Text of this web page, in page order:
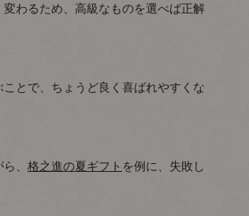
わるため、高級なものを選べば正解
とで、ちょうど良く喜ばれやすくな
、 格之進の夏ギフト を例に、失敗し